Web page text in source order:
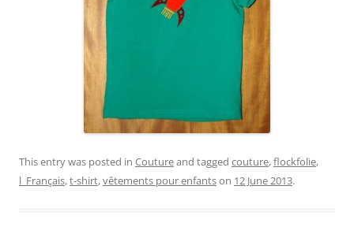
This entry was posted in Coutureand tagged couture,flockfolie,
l_Français,t-shirt,vêtements pour enfantson 12 June 2013.